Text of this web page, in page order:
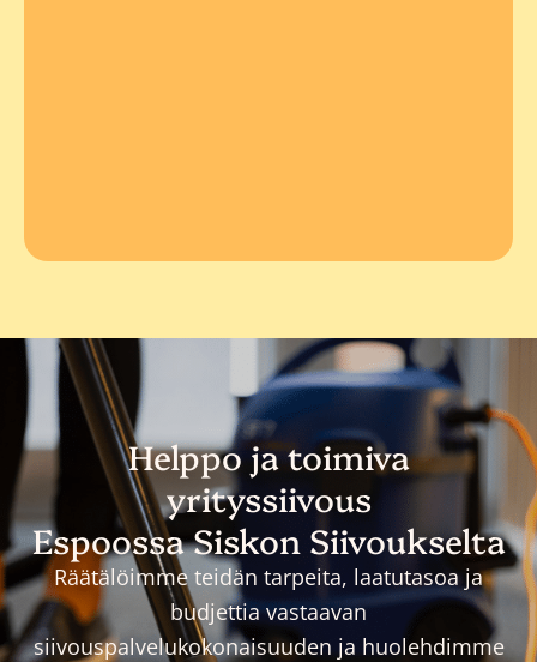
Helppo ja toimiva
yrityssiivous
Espoossa Siskon Siivoukselta
Räätälöimme teidän tarpeita, laatutasoa ja
budjettia vastaavan
siivouspalvelukokonaisuuden ja huolehdimme